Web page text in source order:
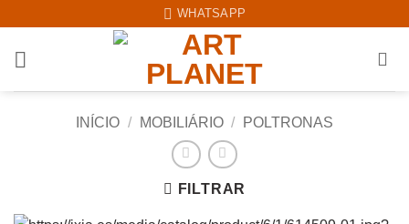
content
WHATSAPP
INÍCIO / MOBILIÁRIO / POLTRONAS
FILTRAR